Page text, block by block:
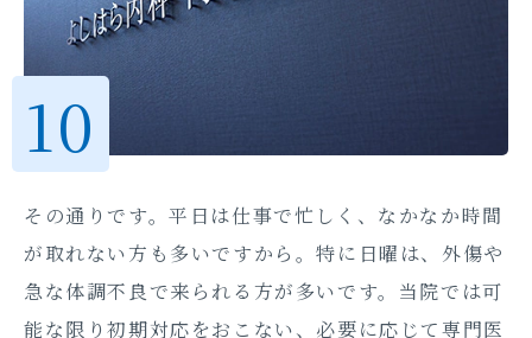
その通りです。平日は仕事で忙しく、なかなか時間
が取れない方も多いですから。特に日曜は、外傷や
急な体調不良で来られる方が多いです。当院では可
能な限り初期対応をおこない、必要に応じて専門医